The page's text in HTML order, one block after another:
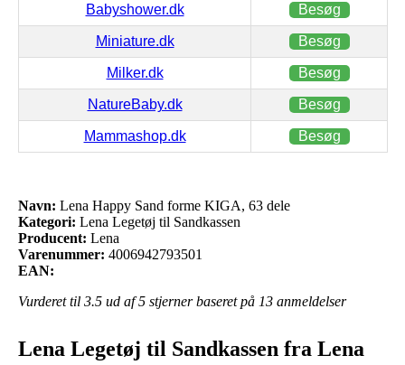
Babyshower.dk Besøg
Miniature.dk Besøg
Milker.dk Besøg
NatureBaby.dk Besøg
Mammashop.dk Besøg
Navn: Lena Happy Sand forme KIGA, 63 dele
Kategori: Lena Legetøj til Sandkassen
Producent: Lena
Varenummer: 4006942793501
EAN:
Vurderet til 3.5 ud af 5 stjerner baseret på 13 anmeldelser
Lena Legetøj til Sandkassen fra Lena